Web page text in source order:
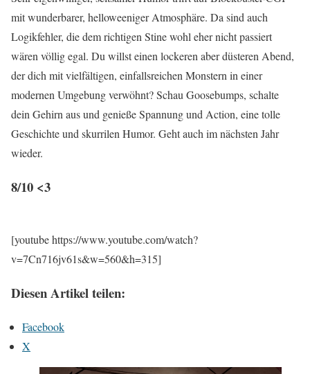
mit wunderbarer, helloweeniger Atmosphäre. Da sind auch
Logikfehler, die dem richtigen Stine wohl eher nicht passiert
wären völlig egal. Du willst einen lockeren aber düsteren Abend,
der dich mit vielfältigen, einfallsreichen Monstern in einer
modernen Umgebung verwöhnt? Schau Goosebumps, schalte
dein Gehirn aus und genieße Spannung und Action, eine tolle
Geschichte und skurrilen Humor. Geht auch im nächsten Jahr
wieder.
8/10 <3
[youtube https://www.youtube.com/watch?
v=7Cn716jv61s&w=560&h=315]
Diesen Artikel teilen:
Facebook
X